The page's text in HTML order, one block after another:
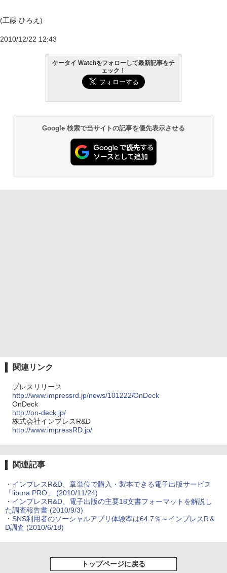
(工藤 ひろえ)
2010/12/22 12:43
ケータイ Watchをフォローして最新記事をチ
ェック！
Google 検索で当サイトの記事を優先表示させる
関連リンク
プレスリリース
http://www.impressrd.jp/news/101222/OnDeck
OnDeck
http://on-deck.jp/
株式会社インプレスR&D
http://www.impressRD.jp/
関連記事
・ インプレスR&D、章単位で購入・製本できる電子出版サービス
「libura PRO」
(2010/11/24)
・ インプレスR&D、電子出版の主要18文書フォーマットを解説し
た調査報告書(2010/9/3)
・ SNS利用者のソーシャルアプリ体験率は64.7％～インプレスR＆
D調査 (2010/6/18)
トップページに戻る